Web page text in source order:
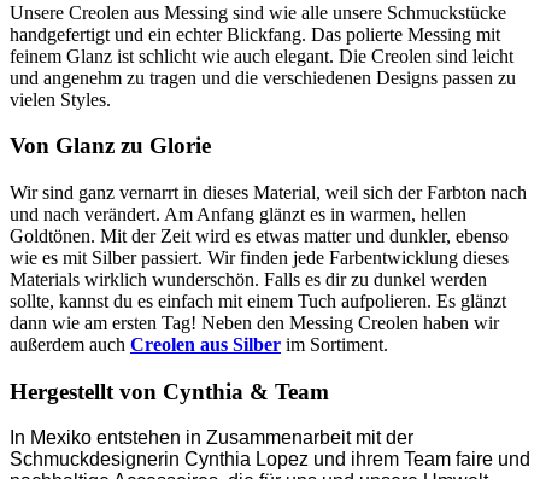
Unsere Creolen aus Messing sind wie alle unsere Schmuckstücke
handgefertigt und ein echter Blickfang. Das polierte Messing mit
feinem Glanz ist schlicht wie auch elegant. Die Creolen sind leicht
und angenehm zu tragen und die verschiedenen Designs passen zu
vielen Styles.
Von Glanz zu Glorie
Wir sind ganz vernarrt in dieses Material, weil sich der Farbton nach
und nach verändert. Am Anfang glänzt es in warmen, hellen
Goldtönen. Mit der Zeit wird es etwas matter und dunkler, ebenso
wie es mit Silber passiert. Wir finden jede Farbentwicklung dieses
Materials wirklich wunderschön. Falls es dir zu dunkel werden
sollte, kannst du es einfach mit einem Tuch aufpolieren. Es glänzt
dann wie am ersten Tag! Neben den Messing Creolen haben wir
außerdem auch Creolen aus Silber im Sortiment.
Hergestellt von Cynthia & Team
In Mexiko entstehen in Zusammenarbeit mit der
Schmuckdesignerin Cynthia Lopez und ihrem Team faire und